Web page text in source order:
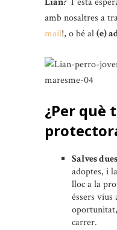
amb nosaltres a
mail!, o bé al(e)
¿Per què
Salves
adoptes, i
lloc a la
éssers vius
carrer.